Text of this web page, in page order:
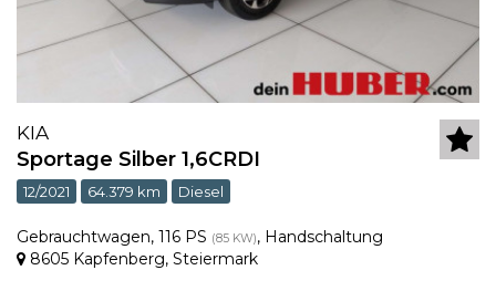
KIA
Sportage Silber 1,6CRDI
12/2021 64.379 km Diesel
Gebrauchtwagen, 116 PS (85 KW), Handschaltung
8605 Kapfenberg, Steiermark